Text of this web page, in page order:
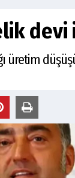
üretim